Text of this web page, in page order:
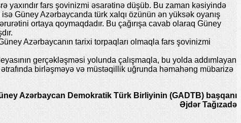
yaxındır fars şovinizmi əsarətinə düşüb. Bu zaman kəsiyində
Güney Azərbaycanda türk xalqı özünün ən yüksək oyanış
ortaya qoymaqdadır. Bu çağırışa cavab olaraq Güney
Azərbaycanın tarixi torpaqları olmaqla fars şovinizmi
gerçəkləşməsi yolunda çalışmaqla, bu yolda addımlayan
birləşməyə və müstəqillik uğrunda həmahəng mübarizə
Azərbaycan Demokratik Türk Birliyinin (GADTB) başqanı
Əjdər Tağızadə